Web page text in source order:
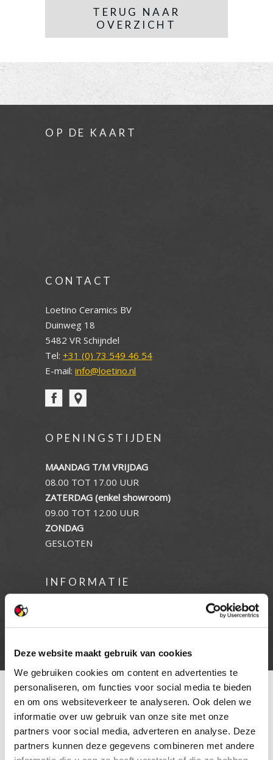
Deze website maakt gebruik van cookies
We gebruiken cookies om content en advertenties te
personaliseren, om functies voor social media te bieden
en om ons websiteverkeer te analyseren. Ook delen we
informatie over uw gebruik van onze site met onze
partners voor social media, adverteren en analyse. Deze
partners kunnen deze gegevens combineren met andere
TERUG NAAR
OVERZICHT
OP DE KAART
CONTACT
Loetino Ceramics BV
Duinweg 18
5482 VR Schijndel
Tel: +31 (0) 73 549 46 54
E-mail: info@loetino.nl
OPENINGSTIJDEN
MAANDAG T/M VRIJDAG
08.00 TOT 17.00 UUR
ZATERDAG (enkel showroom)
09.00 TOT 12.00 UUR
ZONDAG
GESLOTEN
INFORMATIE
Cookie beleid